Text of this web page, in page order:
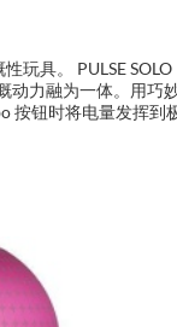
玩具。 PULSE SOLO
动力融为一体。用巧
按钮时将电量发挥到